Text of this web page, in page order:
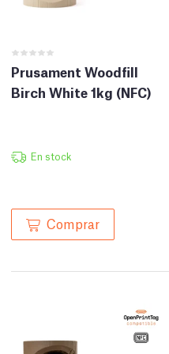
Prusament Woodfill
Birch White 1kg (NFC)
En stock
Comprar